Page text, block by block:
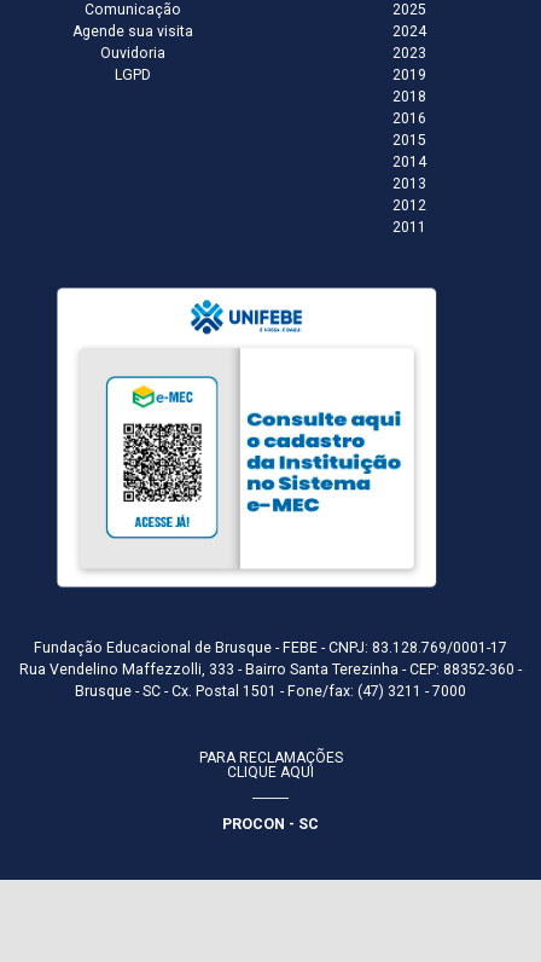
Comunicação
Agende sua visita
Ouvidoria
LGPD
2025
2024
2023
2019
2018
2016
2015
2014
2013
2012
2011
Fundação Educacional de Brusque - FEBE - CNPJ: 83.128.769/0001-17
Rua Vendelino Maffezzolli, 333 - Bairro Santa Terezinha - CEP: 88352-360 -
Brusque - SC - Cx. Postal 1501 - Fone/fax: (47) 3211 - 7000
PARA RECLAMAÇÕES
CLIQUE AQUI
PROCON - SC